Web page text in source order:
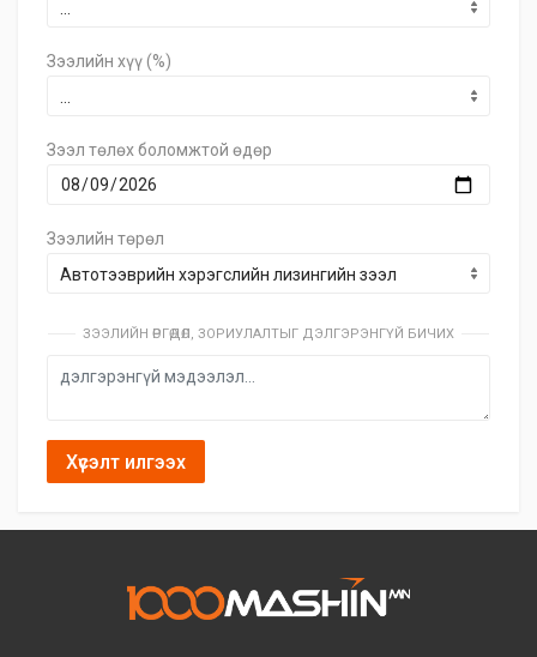
Зээлийн хүү (%)
Зээл төлөх боломжтой өдөр
Зээлийн төрөл
ЗЭЭЛИЙН ӨРГӨДӨЛ, ЗОРИУЛАЛТЫГ ДЭЛГЭРЭНГҮЙ БИЧИХ
Хүсэлт илгээх